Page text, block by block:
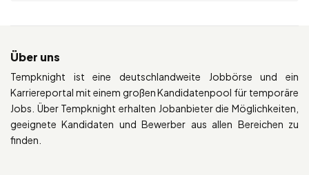
Über uns
Tempknight ist eine deutschlandweite Jobbörse und ein
Karriereportal mit einem großen Kandidatenpool für temporäre
Jobs. Über Tempknight erhalten Jobanbieter die Möglichkeiten,
geeignete Kandidaten und Bewerber aus allen Bereichen zu
finden.